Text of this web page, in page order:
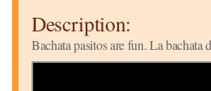
Description:
Bachata pasitos are fun. La bachata